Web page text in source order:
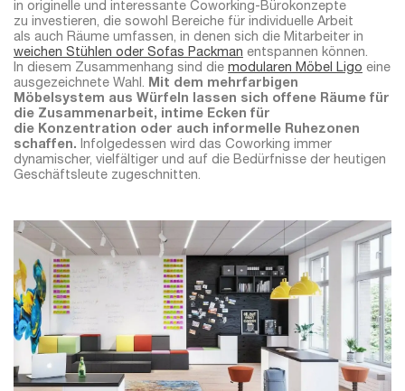
in originelle und interessante Coworking-Bürokonzepte
zu investieren, die sowohl Bereiche für individuelle Arbeit
als auch Räume umfassen, in denen sich die Mitarbeiter in
weichen Stühlen oder Sofas Packman entspannen können.
In diesem Zusammenhang sind die modularen Möbel Ligo eine
ausgezeichnete Wahl. Mit dem mehrfarbigen
Möbelsystem aus Würfeln lassen sich offene Räume für
die Zusammenarbeit, intime Ecken für
die Konzentration oder auch informelle Ruhezonen
schaffen. Infolgedessen wird das Coworking immer
dynamischer, vielfältiger und auf die Bedürfnisse der heutigen
Geschäftsleute zugeschnitten.